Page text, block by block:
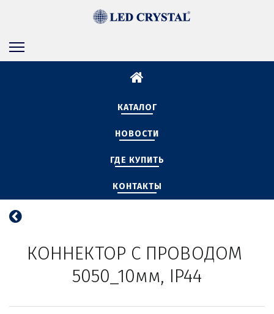
КАТАЛОГ
НОВОСТИ
ГДЕ КУПИТЬ
КОНТАКТЫ
КОННЕКТОР С ПРОВОДОМ
5050_10мм, IP44